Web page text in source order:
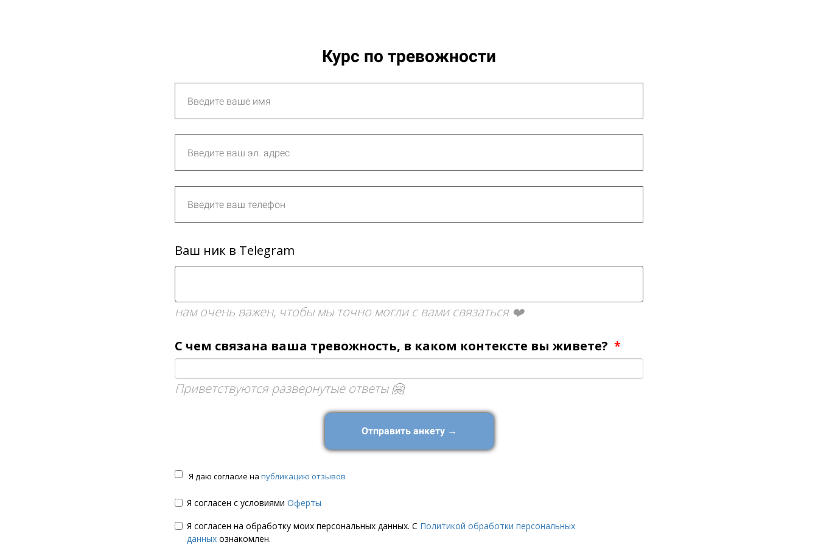
Курс по тревожности
Ваш ник в Telegram
нам очень важен, чтобы мы точно могли с вами связаться ❤️
С чем связана ваша тревожность, в каком контексте вы живете? *
Приветствуются развернутые ответы 🤗
Отправить анкету →
Я даю согласие на публикацию отзывов
Я согласен с условиями Оферты
Я согласен на обработку моих персональных данных. С Политикой обработки персональных
данных ознакомлен.